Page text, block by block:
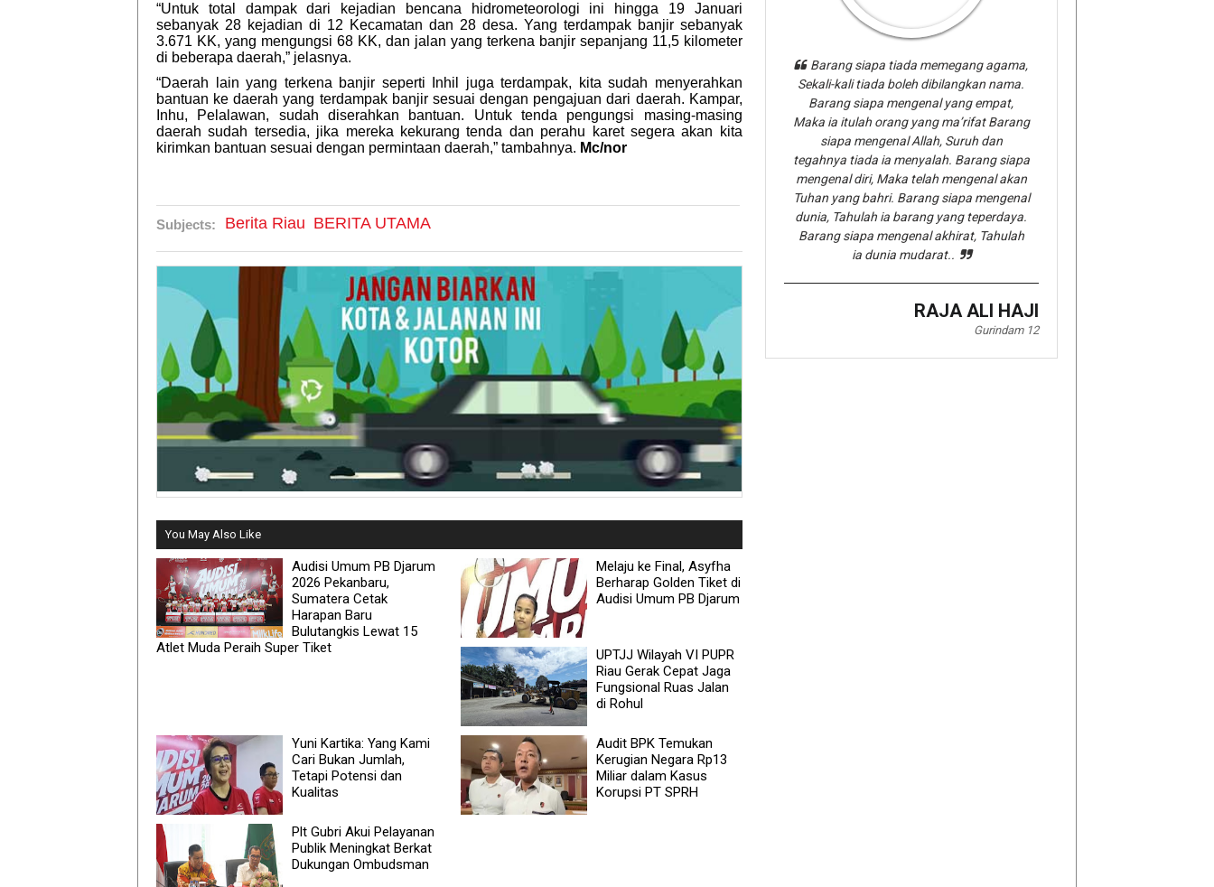
“Untuk total dampak dari kejadian bencana hidrometeorologi ini hingga 19 Januari
sebanyak 28 kejadian di 12 Kecamatan dan 28 desa. Yang terdampak banjir sebanyak
3.671 KK, yang mengungsi 68 KK, dan jalan yang terkena banjir sepanjang 11,5 kilometer
di beberapa daerah,” jelasnya.
“Daerah lain yang terkena banjir seperti Inhil juga terdampak, kita sudah menyerahkan
bantuan ke daerah yang terdampak banjir sesuai dengan pengajuan dari daerah. Kampar,
Inhu, Pelalawan, sudah diserahkan bantuan. Untuk tenda pengungsi masing-masing
daerah sudah tersedia, jika mereka kekurang tenda dan perahu karet segera akan kita
kirimkan bantuan sesuai dengan permintaan daerah,” tambahnya. Mc/nor
Subjects: Berita Riau BERITA UTAMA
You May Also Like
Audisi Umum PB Djarum
2026 Pekanbaru,
Sumatera Cetak
Harapan Baru
Bulutangkis Lewat 15
Atlet Muda Peraih Super Tiket
Melaju ke Final, Asyfha
Berharap Golden Tiket di
Audisi Umum PB Djarum
UPTJJ Wilayah VI PUPR
Riau Gerak Cepat Jaga
Fungsional Ruas Jalan
di Rohul
Yuni Kartika: Yang Kami
Cari Bukan Jumlah,
Tetapi Potensi dan
Kualitas
Audit BPK Temukan
Kerugian Negara Rp13
Miliar dalam Kasus
Korupsi PT SPRH
Plt Gubri Akui Pelayanan
Publik Meningkat Berkat
Dukungan Ombudsman
Barang siapa tiada memegang agama,
Sekali-kali tiada boleh dibilangkan nama.
Barang siapa mengenal yang empat,
Maka ia itulah orang yang ma’rifat Barang
siapa mengenal Allah, Suruh dan
tegahnya tiada ia menyalah. Barang siapa
mengenal diri, Maka telah mengenal akan
Tuhan yang bahri. Barang siapa mengenal
dunia, Tahulah ia barang yang teperdaya.
Barang siapa mengenal akhirat, Tahulah
ia dunia mudarat..
RAJA ALI HAJI
Gurindam 12